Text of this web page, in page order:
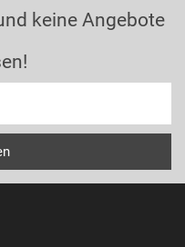
keine Angebote